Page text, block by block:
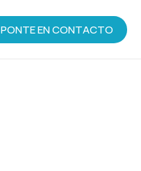
PONTE EN CONTACTO